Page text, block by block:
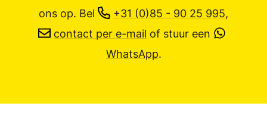
ons op. Bel +31 (0)85 - 90 25 995,
contact per e-mail of stuur een
WhatsApp.